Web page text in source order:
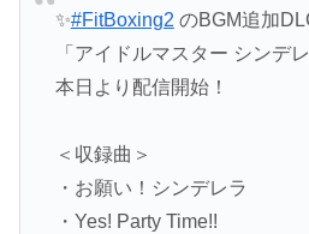
✨#FitBoxing2 のBGM追加
「アイドルマスター シンデ
本日より配信開始！
＜収録曲＞
・お願い！シンデレラ
・Yes! Party Time!!